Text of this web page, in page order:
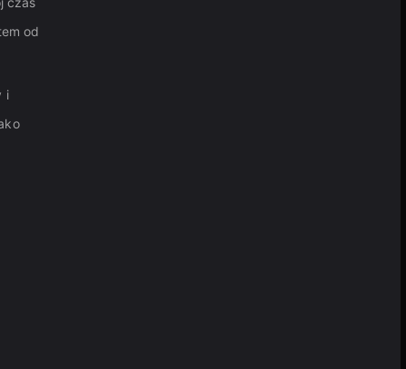
od
i